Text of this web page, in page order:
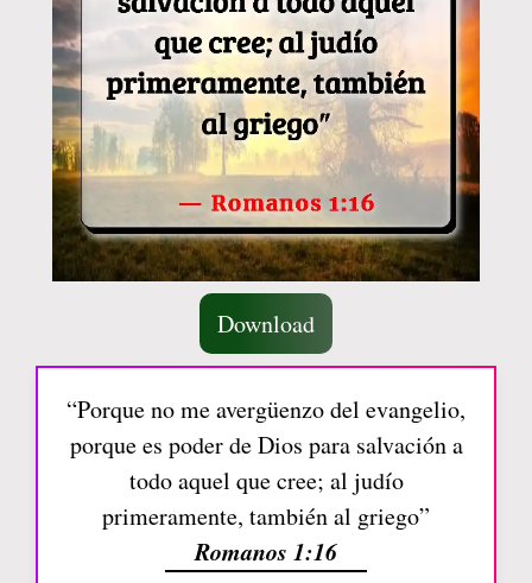
Download
“Porque no me avergüenzo del evangelio,
porque es poder de Dios para salvación a
todo aquel que cree; al judío
primeramente, también al griego”
Romanos 1:16